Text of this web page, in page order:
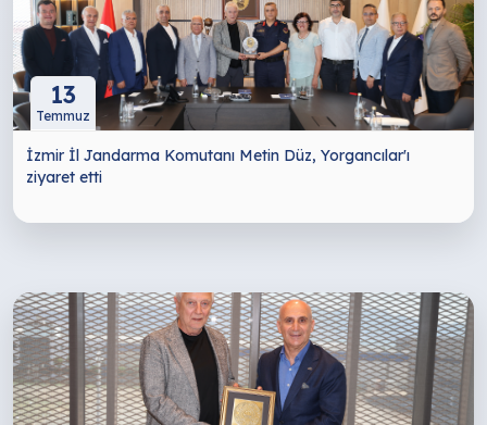
13
Temmuz
İzmir İl Jandarma Komutanı Metin Düz, Yorgancılar'ı
ziyaret etti